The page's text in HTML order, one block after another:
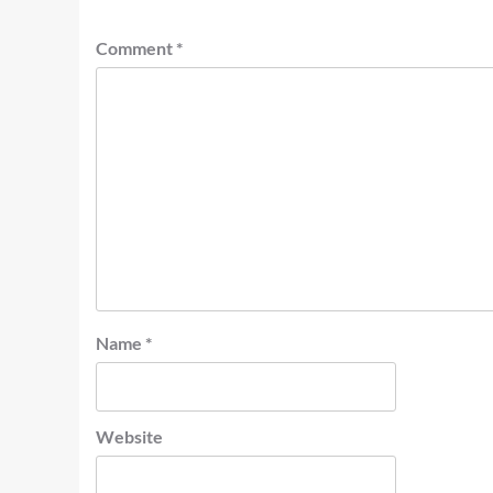
Comment *
Name *
Website